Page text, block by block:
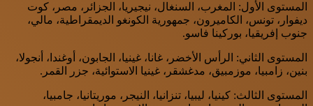
المستوى الأول: المغرب، السنغال، نيجيريا، الجزائر، مصر، كوت
ديفوار، تونس، الكاميرون، جمهورية الكونغو الديمقراطية، مالي،
جنوب إفريقيا، بوركينا فاسو.
المستوى الثاني: الرأس الأخضر، غانا، غينيا، الجابون، أوغندا، أنجولا،
بنين، زامبيا، موزمبيق، مدغشقر، غينيا الاستوائية، جزر القمر.
المستوى الثالث: كينيا، ليبيا، تنزانيا، النيجر، موريتانيا، جامبيا،